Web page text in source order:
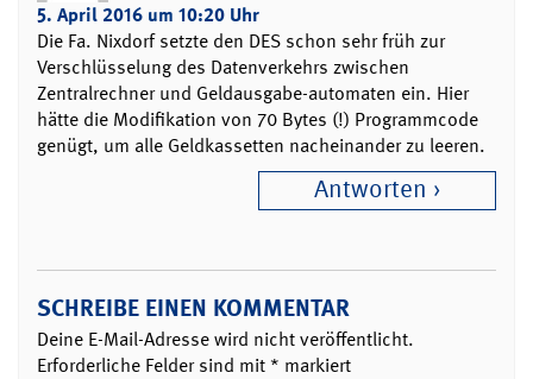
5. April 2016 um 10:20 Uhr
Die Fa. Nixdorf setzte den DES schon sehr früh zur
Verschlüsselung des Datenverkehrs zwischen
Zentralrechner und Geldausgabe-automaten ein. Hier
hätte die Modifikation von 70 Bytes (!) Programmcode
genügt, um alle Geldkassetten nacheinander zu leeren.
Antworten
SCHREIBE EINEN KOMMENTAR
Deine E-Mail-Adresse wird nicht veröffentlicht.
Erforderliche Felder sind mit * markiert